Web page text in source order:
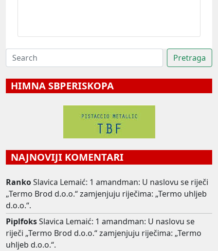
HIMNA SBPERISKOPA
NAJNOVIJI KOMENTARI
RankoSlavica Lemaić: 1 amandman: U naslovu se riječi
„Termo Brod d.o.o.“ zamjenjuju riječima: „Termo uhljeb
d.o.o.“.
PiplfoksSlavica Lemaić: 1 amandman: U naslovu se
riječi „Termo Brod d.o.o.“ zamjenjuju riječima: „Termo
uhljeb d.o.o.“.